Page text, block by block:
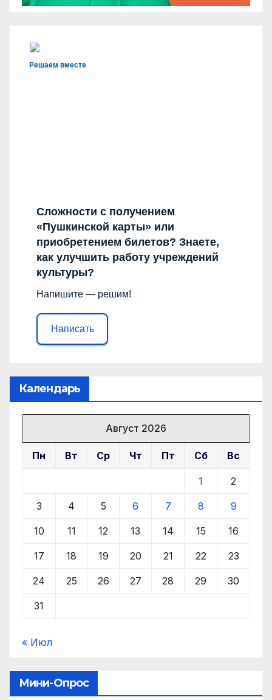
Решаем вместе
Сложности с получением
«Пушкинской карты» или
приобретением билетов? Знаете,
как улучшить работу учреждений
культуры?
Напишите — решим!
Написать
Календарь
Август 2026
Пн Вт Ср Чт Пт Сб Вс
1 2
3 4 5 6 7 8 9
10 11 12 13 14 15 16
17 18 19 20 21 22 23
24 25 26 27 28 29 30
31
« Июл
Мини-Опрос